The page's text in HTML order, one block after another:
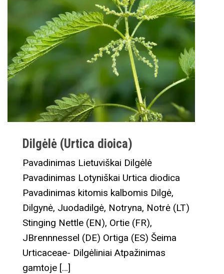
Dilgėlė (Urtica dioica)
Pavadinimas Lietuviškai Dilgėlė
Pavadinimas Lotyniškai Urtica diodica
Pavadinimas kitomis kalbomis Dilgė,
Dilgynė, Juodadilgė, Notryna, Notrė (LT)
Stinging Nettle (EN), Ortie (FR),
JBrennnessel (DE) Ortiga (ES) Šeima
Urticaceae- Dilgėliniai Atpažinimas
gamtoje […]